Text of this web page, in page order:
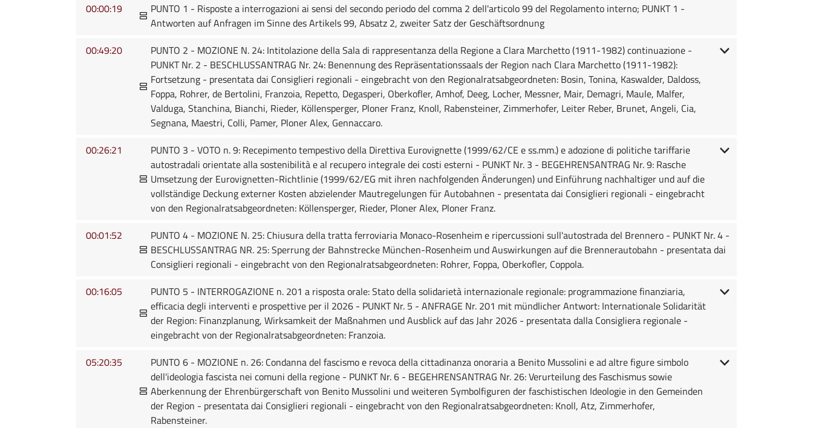
00:00:19
PUNTO 1 - Risposte a interrogazioni ai sensi del secondo periodo del comma 2 dell'articolo 99 del Regolamento interno; PUNKT 1 -
Antworten auf Anfragen im Sinne des Artikels 99, Absatz 2, zweiter Satz der Geschäftsordnung
00:49:20
PUNTO 2 - MOZIONE N. 24: Intitolazione della Sala di rappresentanza della Regione a Clara Marchetto (1911-1982) continuazione -
PUNKT Nr. 2 - BESCHLUSSANTRAG Nr. 24: Benennung des Repräsentationssaals der Region nach Clara Marchetto (1911-1982):
Fortsetzung - presentata dai Consiglieri regionali - eingebracht von den Regionalratsabgeordneten: Bosin, Tonina, Kaswalder, Daldoss,
Foppa, Rohrer, de Bertolini, Franzoia, Repetto, Degasperi, Oberkofler, Amhof, Deeg, Locher, Messner, Mair, Demagri, Maule, Malfer,
Valduga, Stanchina, Bianchi, Rieder, Köllensperger, Ploner Franz, Knoll, Rabensteiner, Zimmerhofer, Leiter Reber, Brunet, Angeli, Cia,
Segnana, Maestri, Colli, Pamer, Ploner Alex, Gennaccaro.
00:26:21
PUNTO 3 - VOTO n. 9: Recepimento tempestivo della Direttiva Eurovignette (1999/62/CE e ss.mm.) e adozione di politiche tariffarie
autostradali orientate alla sostenibilità e al recupero integrale dei costi esterni - PUNKT Nr. 3 - BEGEHRENSANTRAG Nr. 9: Rasche
Umsetzung der Eurovignetten-Richtlinie (1999/62/EG mit ihren nachfolgenden Änderungen) und Einführung nachhaltiger und auf die
vollständige Deckung externer Kosten abzielender Mautregelungen für Autobahnen - presentata dai Consiglieri regionali - eingebracht
von den Regionalratsabgeordneten: Köllensperger, Rieder, Ploner Alex, Ploner Franz.
00:01:52
PUNTO 4 - MOZIONE N. 25: Chiusura della tratta ferroviaria Monaco-Rosenheim e ripercussioni sull'autostrada del Brennero - PUNKT Nr. 4 -
BESCHLUSSANTRAG NR. 25: Sperrung der Bahnstrecke München-Rosenheim und Auswirkungen auf die Brennerautobahn - presentata dai
Consiglieri regionali - eingebracht von den Regionalratsabgeordneten: Rohrer, Foppa, Oberkofler, Coppola.
00:16:05
PUNTO 5 - INTERROGAZIONE n. 201 a risposta orale: Stato della solidarietà internazionale regionale: programmazione finanziaria,
efficacia degli interventi e prospettive per il 2026 - PUNKT Nr. 5 - ANFRAGE Nr. 201 mit mündlicher Antwort: Internationale Solidarität
der Region: Finanzplanung, Wirksamkeit der Maßnahmen und Ausblick auf das Jahr 2026 - presentata dalla Consigliera regionale -
eingebracht von der Regionalratsabgeordneten: Franzoia.
05:20:35
PUNTO 6 - MOZIONE n. 26: Condanna del fascismo e revoca della cittadinanza onoraria a Benito Mussolini e ad altre figure simbolo
dell'ideologia fascista nei comuni della regione - PUNKT Nr. 6 - BEGEHRENSANTRAG Nr. 26: Verurteilung des Faschismus sowie
Aberkennung der Ehrenbürgerschaft von Benito Mussolini und weiteren Symbolfiguren der faschistischen Ideologie in den Gemeinden
der Region - presentata dai Consiglieri regionali - eingebracht von den Regionalratsabgeordneten: Knoll, Atz, Zimmerhofer,
Rabensteiner.